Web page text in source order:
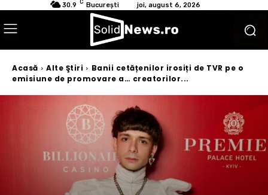
30.9 C București joi, august 6, 2026
Acasă Alte Ştiri
Banii cetățenilor irosiți de TVR pe o
emisiune de promovare a… creatorilor...